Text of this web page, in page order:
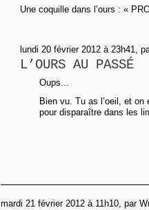
Une coquille dans l’ours : «
lundi 20 février 2012 à 23h41,
L’OURS AU PASSÉ
Oups...
Bien vu. Tu as l’oeil, et
pour disparaître dans les
mardi 21 février 2012 à 11h10, par